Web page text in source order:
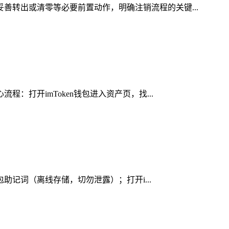
转出或清零等必要前置动作，明确注销流程的关键...
程：打开imToken钱包进入资产页，找...
记词（离线存储，切勿泄露）；打开i...